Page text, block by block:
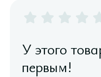
У этого
первым!